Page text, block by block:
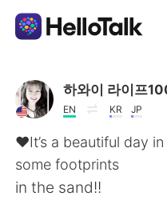
Dil Değişimi
AI Grammar
Türkçe
하와이 라이프
EN KR JP
♥️It’s a beautiful day in
some footprints
in the sand!!